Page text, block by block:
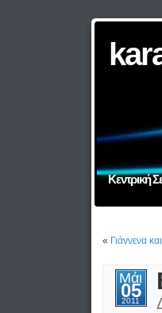
Κεντρική
« Γιάννενα
Μάι
05
2011